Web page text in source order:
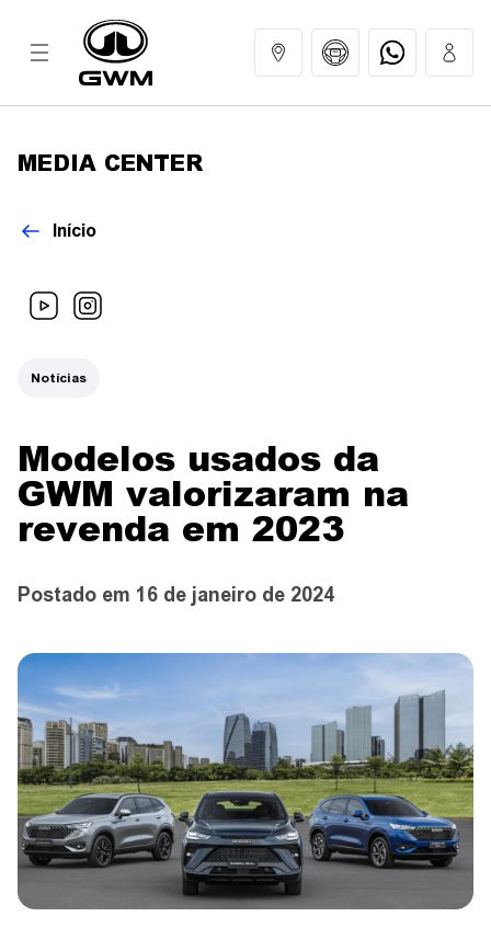
CONTATO
CONCESSIONÁRIAS
TEST DRIVE
WhatsApp
MEDIA CENTER
Início
Notícias
Modelos usados da
GWM valorizaram na
revenda em 2023
Postado em 16 de janeiro de 2024